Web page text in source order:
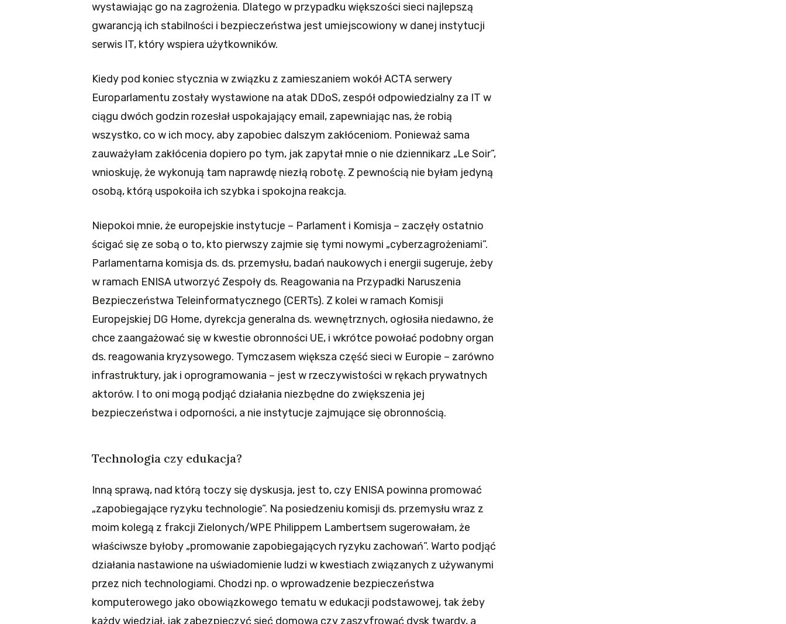
wystawiając go na zagrożenia. Dlatego w przypadku większości sieci najlepszą
gwarancją ich stabilności i bezpieczeństwa jest umiejscowiony w danej instytucji
serwis IT, który wspiera użytkowników.
Kiedy pod koniec stycznia w związku z zamieszaniem wokół ACTA serwery
Europarlamentu zostały wystawione na atak DDoS, zespół odpowiedzialny za IT w
ciągu dwóch godzin rozesłał uspokajający email, zapewniając nas, że robią
wszystko, co w ich mocy, aby zapobiec dalszym zakłóceniom. Ponieważ sama
zauważyłam zakłócenia dopiero po tym, jak zapytał mnie o nie dziennikarz „Le Soir”,
wnioskuję, że wykonują tam naprawdę niezłą robotę. Z pewnością nie byłam jedyną
osobą, którą uspokoiła ich szybka i spokojna reakcja.
Niepokoi mnie, że europejskie instytucje – Parlament i Komisja – zaczęły ostatnio
ścigać się ze sobą o to, kto pierwszy zajmie się tymi nowymi „cyberzagrożeniami”.
Parlamentarna komisja ds. ds. przemysłu, badań naukowych i energii sugeruje, żeby
w ramach ENISA utworzyć Zespoły ds. Reagowania na Przypadki Naruszenia
Bezpieczeństwa Teleinformatycznego (CERTs). Z kolei w ramach Komisji
Europejskiej DG Home, dyrekcja generalna ds. wewnętrznych, ogłosiła niedawno, że
chce zaangażować się w kwestie obronności UE, i wkrótce powołać podobny organ
ds. reagowania kryzysowego. Tymczasem większa część sieci w Europie – zarówno
infrastruktury, jak i oprogramowania – jest w rzeczywistości w rękach prywatnych
aktorów. I to oni mogą podjąć działania niezbędne do zwiększenia jej
bezpieczeństwa i odporności, a nie instytucje zajmujące się obronnością.
Technologia czy edukacja?
Inną sprawą, nad którą toczy się dyskusja, jest to, czy ENISA powinna promować
„zapobiegające ryzyku technologie”. Na posiedzeniu komisji ds. przemysłu wraz z
moim kolegą z frakcji Zielonych/WPE Philippem Lambertsem sugerowałam, że
właściwsze byłoby „promowanie zapobiegających ryzyku zachowań”. Warto podjąć
działania nastawione na uświadomienie ludzi w kwestiach związanych z używanymi
przez nich technologiami. Chodzi np. o wprowadzenie bezpieczeństwa
komputerowego jako obowiązkowego tematu w edukacji podstawowej, tak żeby
każdy wiedział, jak zabezpieczyć sieć domową czy zaszyfrować dysk twardy, a